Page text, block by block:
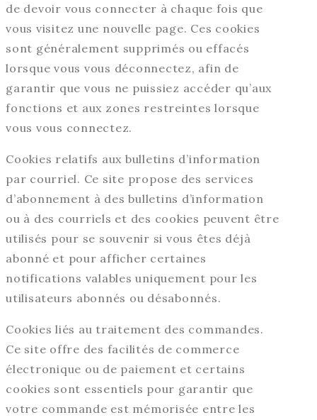
de devoir vous connecter à chaque fois que
vous visitez une nouvelle page. Ces cookies
sont généralement supprimés ou effacés
lorsque vous vous déconnectez, afin de
garantir que vous ne puissiez accéder qu’aux
fonctions et aux zones restreintes lorsque
vous vous connectez.
Cookies relatifs aux bulletins d’information
par courriel. Ce site propose des services
d’abonnement à des bulletins d’information
ou à des courriels et des cookies peuvent être
utilisés pour se souvenir si vous êtes déjà
abonné et pour afficher certaines
notifications valables uniquement pour les
utilisateurs abonnés ou désabonnés.
Cookies liés au traitement des commandes.
Ce site offre des facilités de commerce
électronique ou de paiement et certains
cookies sont essentiels pour garantir que
votre commande est mémorisée entre les